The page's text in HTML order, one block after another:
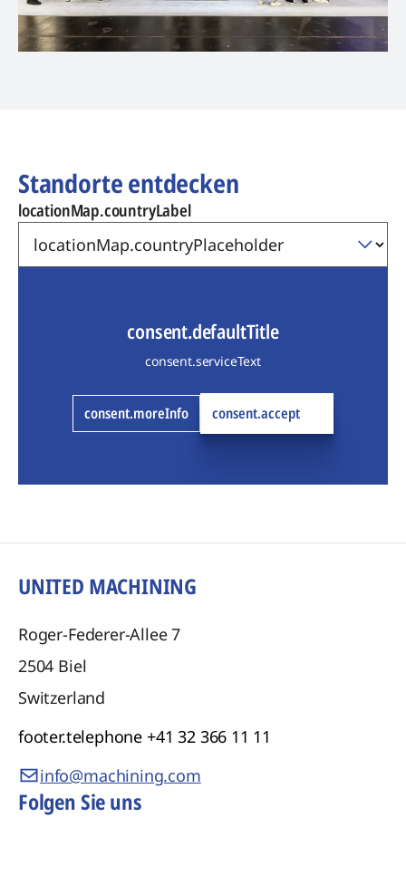
Standorte entdecken
locationMap.countryLabel
consent.defaultTitle
consent.serviceText
consent.moreInfo consent.accept
UNITED MACHINING
Roger-Federer-Allee 7
2504 Biel
Switzerland
footer.telephone +41 32 366 11 11
info@machining.com
Folgen Sie uns